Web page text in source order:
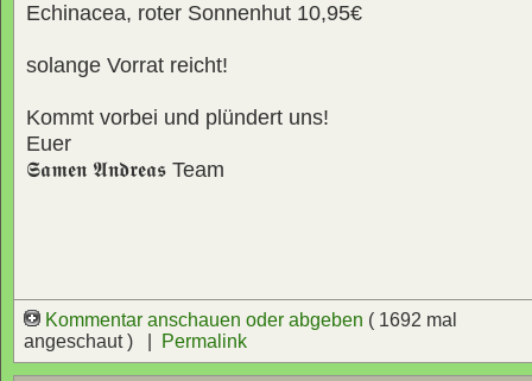
Echinacea, roter Sonnenhut 10,95€
solange Vorrat reicht!
Kommt vorbei und plündert uns!
Euer
𝕾𝖆𝖒𝖊𝖓 𝕬𝖓𝖉𝖗𝖊𝖆𝖘 Team
Kommentar anschauen oder abgeben ( 1692 mal
angeschaut ) |
Permalink